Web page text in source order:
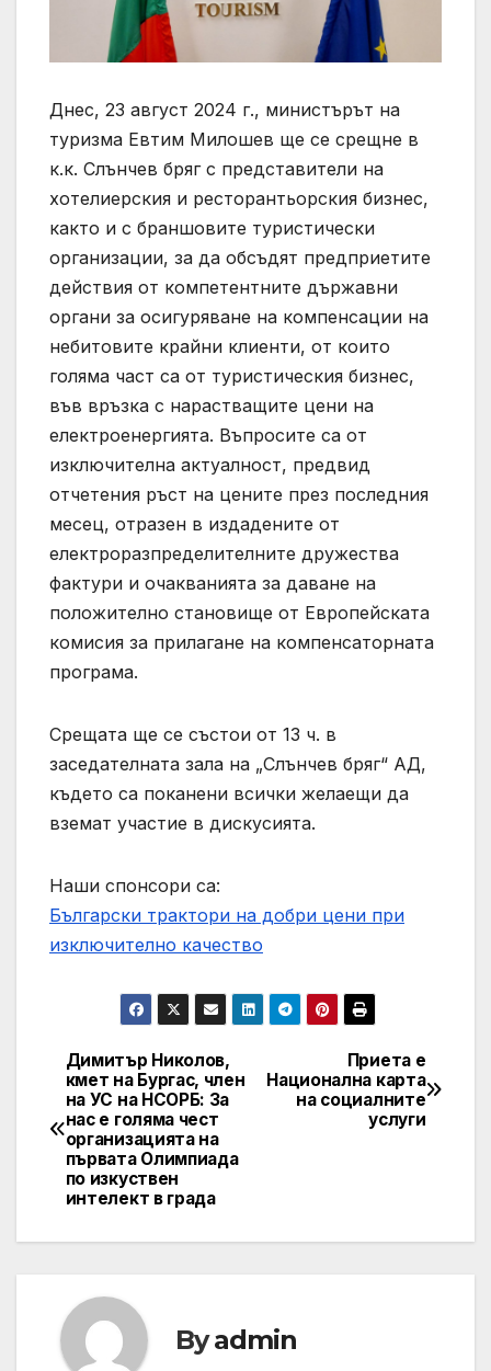
Днес, 23 август 2024 г., министърът на
туризма Евтим Милошев ще се срещне в
к.к. Слънчев бряг с представители на
хотелиерския и ресторантьорския бизнес,
както и с браншовите туристически
организации, за да обсъдят предприетите
действия от компетентните държавни
органи за осигуряване на компенсации на
небитовите крайни клиенти, от които
голяма част са от туристическия бизнес,
във връзка с нарастващите цени на
електроенергията. Въпросите са от
изключителна актуалност, предвид
отчетения ръст на цените през последния
месец, отразен в издадените от
електроразпределителните дружества
фактури и очакванията за даване на
положително становище от Европейската
комисия за прилагане на компенсаторната
програма.
Срещата ще се състои от 13 ч. в
заседателната зала на „Слънчев бряг“ АД,
където са поканени всички желаещи да
вземат участие в дискусията.
Наши спонсори са:
Български трактори на добри цени при
изключително качество
Post
navigation
Приета е
Национална карта
на социалните
услуги
Димитър Николов,
кмет на Бургас, член
на УС на НСОРБ: За
нас е голяма чест
организацията на
първата Олимпиада
по изкуствен
интелект в града
Byadmin